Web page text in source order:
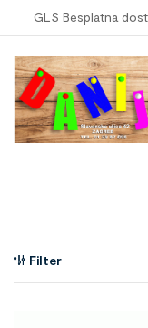
GLS Besplatna
Filter